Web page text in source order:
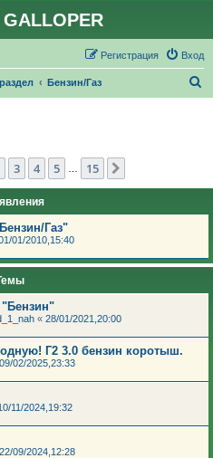
Вход
Регистрация
Бензин/Газ
из 15
3 4 5 15
Газ"
01/2010,15:40
« 28/01/2021,20:00
Г2 3.0 бензин коротыш.
09/02/2025,23:33
11/2024,19:32
22/09/2024,12:28